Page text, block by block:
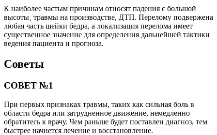
К наиболее частым причинам относят падения с большой
высоты¸ травмы на производстве, ДТП. Перелому подвержена
любая часть шейки бедра, а локализация перелома имеет
существенное значение для определения дальнейшей тактики
ведения пациента и прогноза.
Советы
СОВЕТ №1
При первых признаках травмы, таких как сильная боль в
области бедра или затрудненное движение, немедленно
обратитесь к врачу. Чем раньше будет поставлен диагноз, тем
быстрее начнется лечение и восстановление.